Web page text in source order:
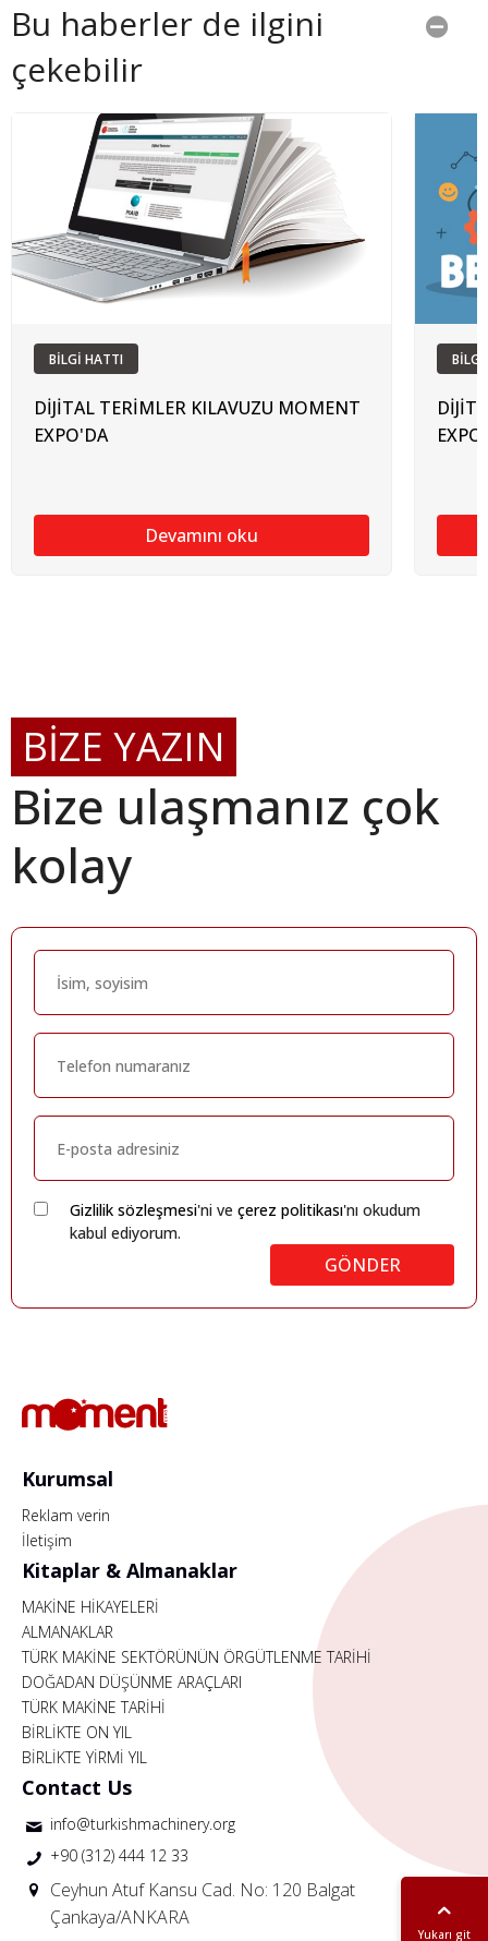
Bu haberler de ilgini
çekebilir
BİLGİ HATTI
DİJİTAL TERİMLER KILAVUZU MOMENT
EXPO'DA
Devamını oku
BİZE YAZIN
Bize ulaşmanız çok
kolay
Gizlilik sözleşmesi'ni ve çerez politikası'nı okudum
kabul ediyorum.
GÖNDER
Yukarı git
Kurumsal
Reklam verin
İletişim
Kitaplar & Almanaklar
MAKİNE HİKAYELERİ
ALMANAKLAR
TÜRK MAKİNE SEKTÖRÜNÜN ÖRGÜTLENME TARİHİ
DOĞADAN DÜŞÜNME ARAÇLARI
TÜRK MAKİNE TARİHİ
BİRLİKTE ON YIL
BİRLİKTE YİRMİ YIL
Contact Us
info@turkishmachinery.org
+90 (312) 444 12 33
Ceyhun Atuf Kansu Cad. No: 120 Balgat
Çankaya/ANKARA